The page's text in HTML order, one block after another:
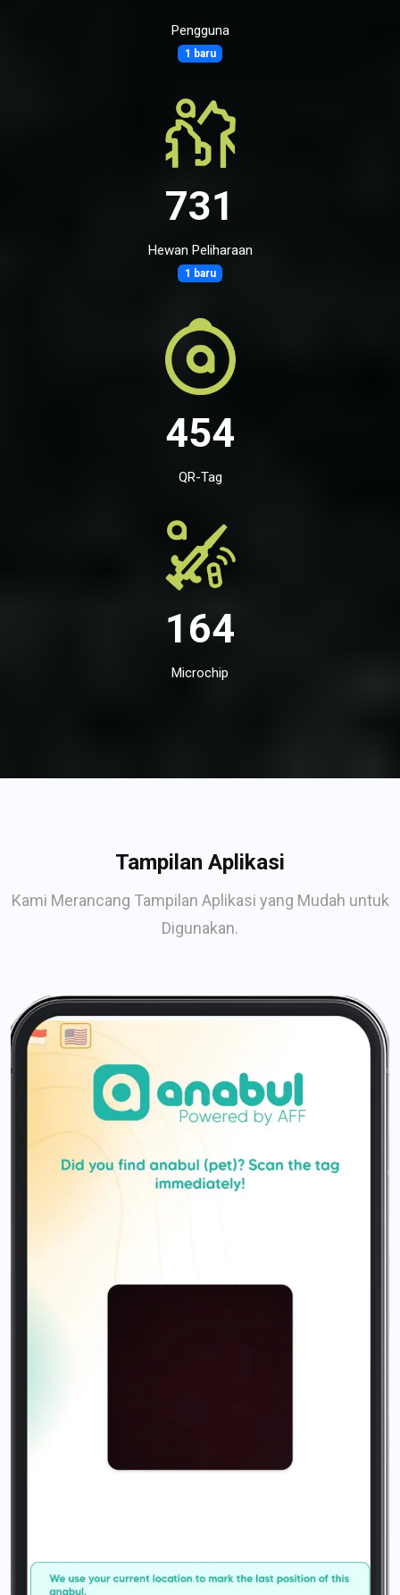
Pengguna
1 baru
731
Hewan Peliharaan
1 baru
454
QR-Tag
164
Microchip
Tampilan Aplikasi
Kami Merancang Tampilan Aplikasi yang Mudah untuk
Digunakan.